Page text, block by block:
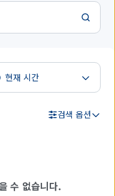
검색 옵션
수 없습니다.